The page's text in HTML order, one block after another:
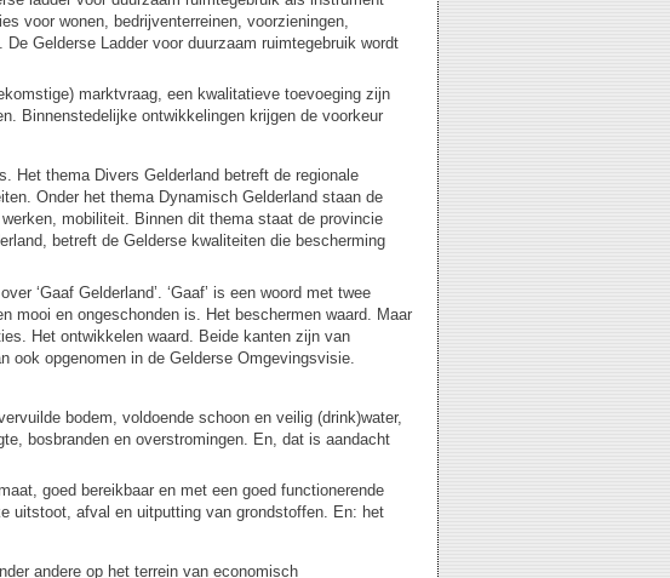
voor wonen, bedrijventerreinen, voorzieningen,
Gelderse Ladder voor duurzaam ruimtegebruik wordt
marktvraag, een kwalitatieve toevoeging zijn
Binnenstedelijke ontwikkelingen krijgen de voorkeur
Het thema Divers Gelderland betreft de regionale
Onder het thema Dynamisch Gelderland staan de
mobiliteit. Binnen dit thema staat de provincie
betreft de Gelderse kwaliteiten die bescherming
‘Gaaf Gelderland’. ‘Gaaf’ is een woord met twee
mooi en ongeschonden is. Het beschermen waard. Maar
Het ontwikkelen waard. Beide kanten zijn van
ook opgenomen in de Gelderse Omgevingsvisie.
bodem, voldoende schoon en veilig (drink)water,
bosbranden en overstromingen. En, dat is aandacht
goed bereikbaar en met een goed functionerende
uitstoot, afval en uitputting van grondstoffen. En: het
andere op het terrein van economisch